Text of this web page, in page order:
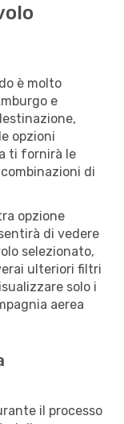
è molto
e
opzioni
ti fornirà le
di
opzione
di vedere
selezionato,
ulteriori filtri
solo i
aerea
il processo